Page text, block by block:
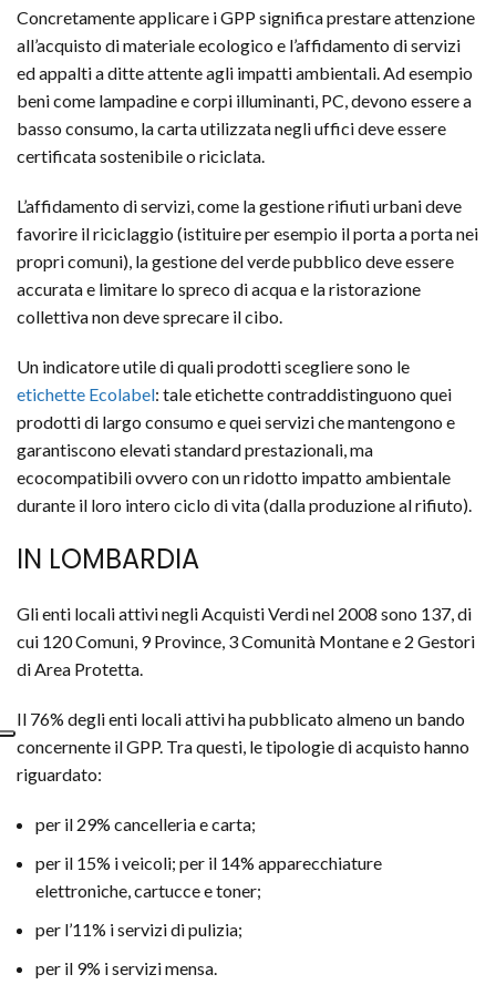
Concretamente applicare i GPP significa prestare attenzione
all’acquisto di materiale ecologico e l’affidamento di servizi
ed appalti a ditte attente agli impatti ambientali. Ad esempio
beni come lampadine e corpi illuminanti, PC, devono essere a
basso consumo, la carta utilizzata negli uffici deve essere
certificata sostenibile o riciclata.
L’affidamento di servizi, come la gestione rifiuti urbani deve
favorire il riciclaggio (istituire per esempio il porta a porta nei
propri comuni), la gestione del verde pubblico deve essere
accurata e limitare lo spreco di acqua e la ristorazione
collettiva non deve sprecare il cibo.
Un indicatore utile di quali prodotti scegliere sono le
etichette Ecolabel: tale etichette contraddistinguono quei
prodotti di largo consumo e quei servizi che mantengono e
garantiscono elevati standard prestazionali, ma
ecocompatibili ovvero con un ridotto impatto ambientale
durante il loro intero ciclo di vita (dalla produzione al rifiuto)
IN LOMBARDIA
Gli enti locali attivi negli Acquisti Verdi nel 2008 sono 137, di
cui 120 Comuni, 9 Province, 3 Comunità Montane e 2 Gestori
di Area Protetta.
Il 76% degli enti locali attivi ha pubblicato almeno un bando
concernente il GPP. Tra questi, le tipologie di acquisto hanno
riguardato:
per il 29% cancelleria e carta;
per il 15% i veicoli; per il 14% apparecchiature
elettroniche, cartucce e toner;
per l’11% i servizi di pulizia;
per il 9% i servizi mensa.